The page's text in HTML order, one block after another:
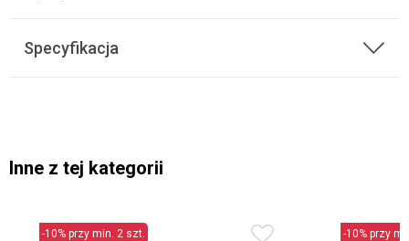
Specyfikacja
Inne z tej kategorii
-10% przy min. 2 szt. -10% przy